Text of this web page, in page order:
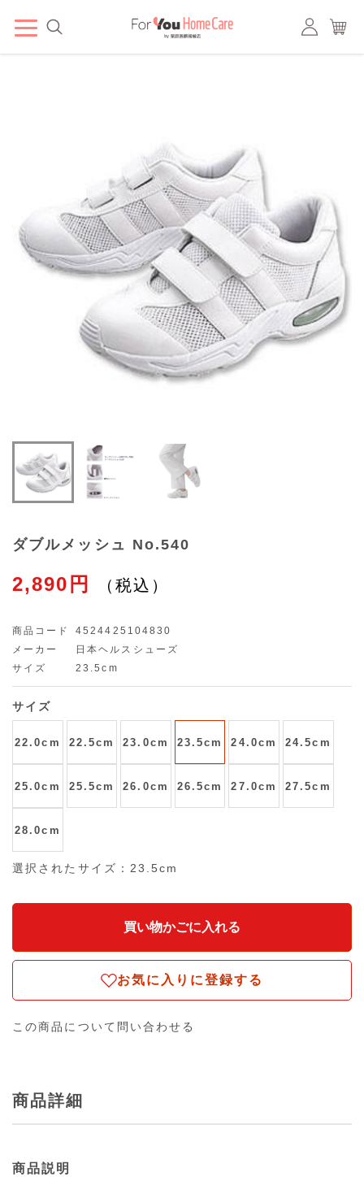
ダブルメッシュ No.540
2,890円
商品コード
4524425104830
メーカー
日本ヘルスシューズ
サイズ
23.5cm
サイズ
22.0cm 22.5cm 23.0cm 23.5cm 24.0cm 24.5cm
25.0cm 25.5cm 26.0cm 26.5cm 27.0cm 27.5cm
28.0cm
選択されたサイズ：23.5cm
お気に入りに登録する
この商品について問い合わせる
商品詳細
商品説明